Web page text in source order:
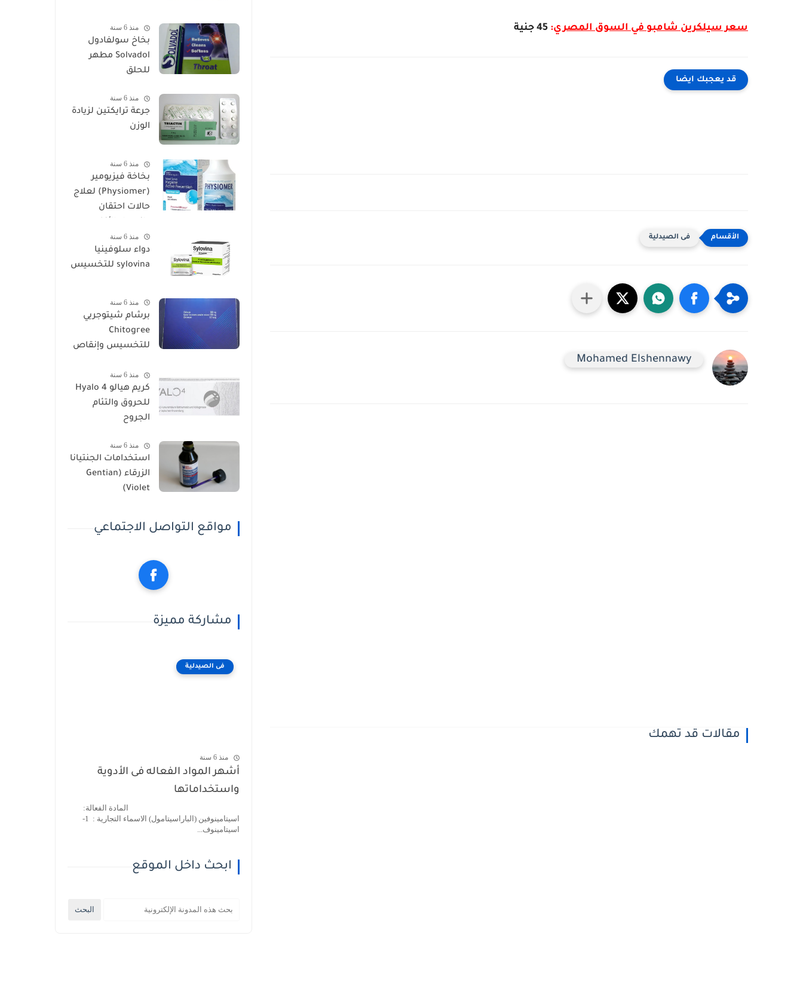
سعر سيلكرين شامبو في السوق المصري:
قد يعجبك ايضا
فى الصيدلية
Mohamed Elshennawy
مقالات قد تهمك
منذ 6 سنة
بخاخ سولفادول
Solvadol مطهر
للحلق
منذ 6 سنة
جرعة ترايكتين لزيادة
الوزن
منذ 6 سنة
بخاخة فيزيومير
(Physiomer) لعلاج
حالات احتقان
منذ 6 سنة
دواء سلوفينيا
sylovina للتخسيس
منذ 6 سنة
برشام شيتوجريي
Chitogree
للتخسيس وإنقاص
منذ 6 سنة
كريم هيالو 4 Hyalo
للحروق والتئام
الجروح
منذ 6 سنة
استخدامات الجنتيانا
الزرقاء (Gentian
Violet)
مواقع التواصل الاجتماعي
مشاركة مميزة
فى الصيدلية
منذ 6 سنة
أشهر المواد الفعاله فى الأدوية
واستخداماتها
المادة الفعالة:
اسيتامينوفين (الباراسيتامول) الاسماء التجارية : 1-
اسيتامينوف...
ابحث داخل الموقع